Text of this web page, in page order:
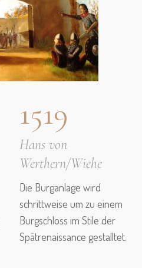
1519
Hans von
Werthern/Wiehe
Die Burganlage wird
schrittweise um zu einem
Burgschloss im Stile der
Spätrenaissance gestalltet.